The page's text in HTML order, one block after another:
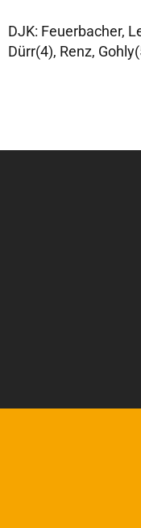
DJK: Feuerbacher,
Dürr(4), Renz,